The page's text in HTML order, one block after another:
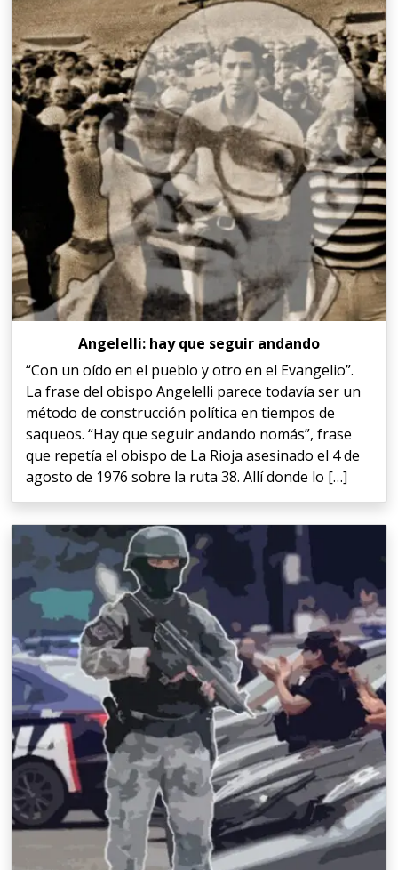
Angelelli: hay que seguir andando
“Con un oído en el pueblo y otro en el Evangelio”.
La frase del obispo Angelelli parece todavía ser un
método de construcción política en tiempos de
saqueos. “Hay que seguir andando nomás”, frase
que repetía el obispo de La Rioja asesinado el 4 de
agosto de 1976 sobre la ruta 38. Allí donde lo […]